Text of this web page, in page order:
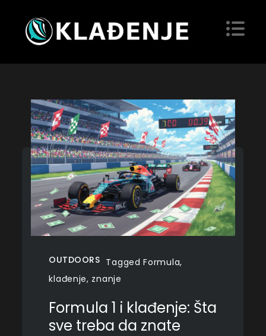
content
Kladjenje
OUTDOORS TaggedFormula,
klađenje, znanje
Formula 1 i klađenje: Šta
sve treba da znate